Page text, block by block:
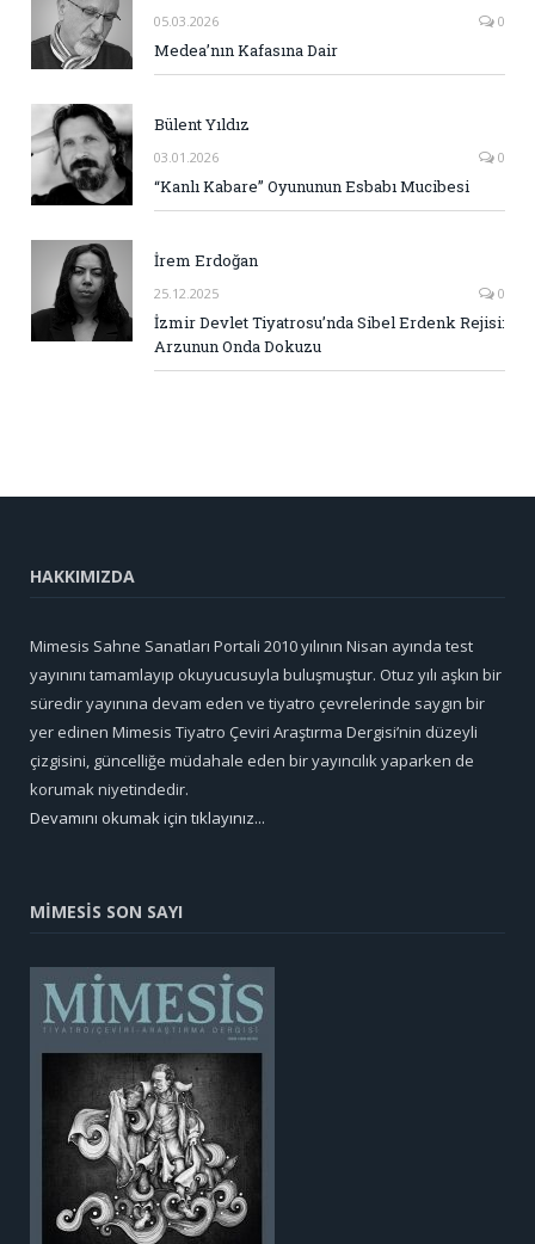
05.03.2026 0
Medea’nın Kafasına Dair
Bülent Yıldız
03.01.2026 0
“Kanlı Kabare” Oyununun Esbabı Mucibesi
İrem Erdoğan
25.12.2025 0
İzmir Devlet Tiyatrosu’nda Sibel Erdenk Rejisi:
Arzunun Onda Dokuzu
HAKKIMIZDA
Mimesis Sahne Sanatları Portali 2010 yılının Nisan ayında test
yayınını tamamlayıp okuyucusuyla buluşmuştur. Otuz yılı aşkın bir
süredir yayınına devam eden ve tiyatro çevrelerinde saygın bir
yer edinen Mimesis Tiyatro Çeviri Araştırma Dergisi’nin düzeyli
çizgisini, güncelliğe müdahale eden bir yayıncılık yaparken de
korumak niyetindedir.
Devamını okumak için tıklayınız...
MİMESİS SON SAYI